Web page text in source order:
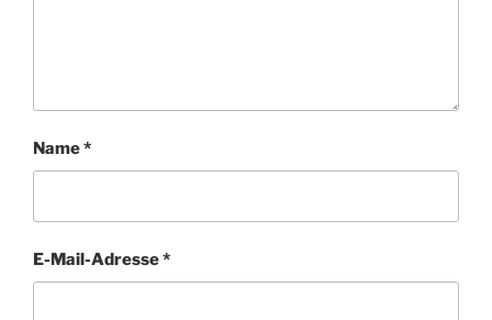
Name*
E-Mail-Adresse*